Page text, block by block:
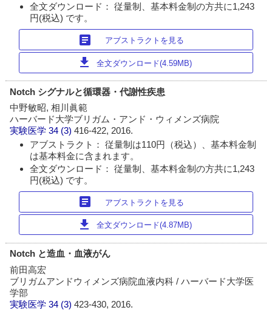
全文ダウンロード： 従量制、基本料金制の方共に1,243
円(税込) です。
article アブストラクトを見る
download 全文ダウンロード(4.59MB)
Notch シグナルと循環器・代謝性疾患
中野敏昭, 相川眞範
ハーバード大学ブリガム・アンド・ウィメンズ病院
実験医学 34 (3)416-422, 2016.
アブストラクト： 従量制は110円（税込）、基本料金制
は基本料金に含まれます。
全文ダウンロード： 従量制、基本料金制の方共に1,243
円(税込) です。
article アブストラクトを見る
download 全文ダウンロード(4.87MB)
Notch と造血・血液がん
前田高宏
ブリガムアンドウィメンズ病院血液内科 / ハーバード大学医
学部
実験医学 34 (3)423-430, 2016.